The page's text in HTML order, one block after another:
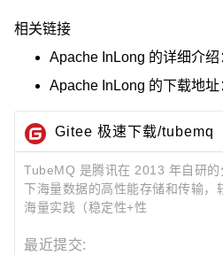
相关链接
Apache InLong 的详细介绍
Apache InLong 的下载地址
Gitee 极速下载/tubemq
TubeMQ 是腾讯在 2013 年自研
下海量数据的高性能存储和传输
海量实践（稳定性+性
最近提交: